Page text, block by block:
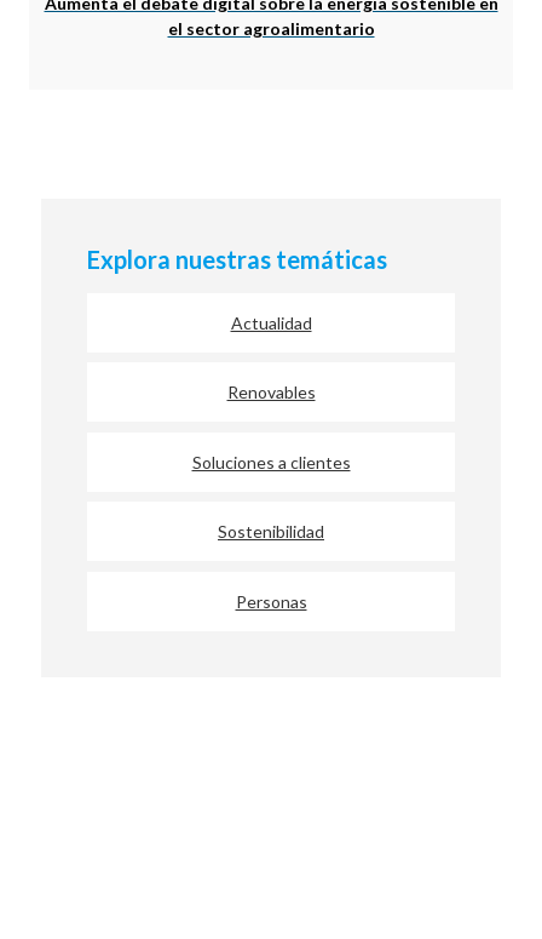
el sector agroalimentario
Explora nuestras temáticas
Actualidad
Renovables
Soluciones a clientes
Sostenibilidad
Personas